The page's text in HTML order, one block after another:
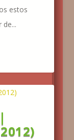
estos